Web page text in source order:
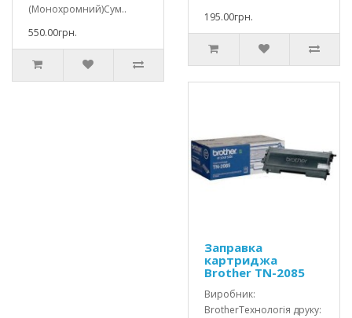
(Монохромний)Сум..
550.00грн.
195.00грн.
Заправка
картриджа
Brother TN-2085
Виробник:
BrotherТехнологія друку: